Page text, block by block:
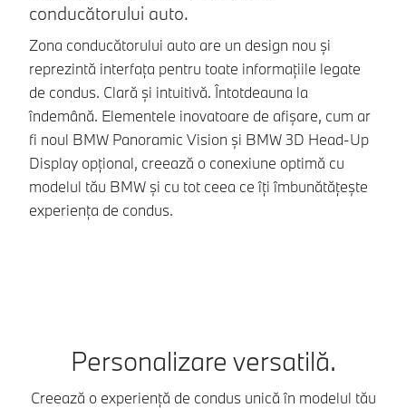
conducătorului auto.
Zona conducătorului auto are un design nou și
reprezintă interfața pentru toate informațiile legate
de condus. Clară și intuitivă. Întotdeauna la
îndemână. Elementele inovatoare de afișare, cum ar
fi noul BMW Panoramic Vision și BMW 3D Head-Up
Display opțional, creează o conexiune optimă cu
modelul tău BMW și cu tot ceea ce îți îmbunătățește
experiența de condus.
Personalizare versatilă.
Creează o experiență de condus unică în modelul tău